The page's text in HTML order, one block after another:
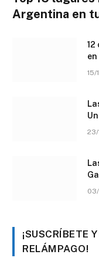
Argentina en
12
15/
¡SUSCRÍBETE
RELÁMPAGO!